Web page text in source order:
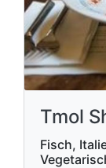
Tmol
Fisch,